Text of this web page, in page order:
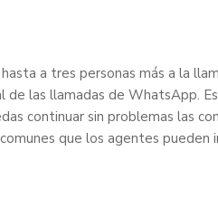
a tres personas más a la
de las llamadas de WhatsApp.
continuar sin problemas las
que los agentes pueden